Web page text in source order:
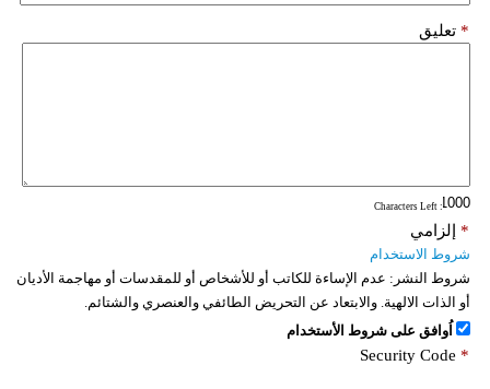
تعليق *
: Characters Left
إلزامي *
شروط الاستخدام
شروط النشر: عدم الإساءة للكاتب أو للأشخاص أو للمقدسات أو مهاجمة الأديان
أو الذات الالهية. والابتعاد عن التحريض الطائفي والعنصري والشتائم.
اُوافق على شروط الأستخدام
Security Code *